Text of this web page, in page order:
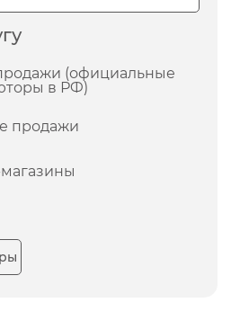
(официальные
в РФ)
продажи